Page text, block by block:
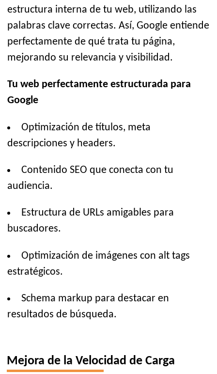
estructura interna de tu web, utilizando las
palabras clave correctas. Así, Google entiende
perfectamente de qué trata tu página,
mejorando su relevancia y visibilidad.
Tu web perfectamente estructurada para
Google
Optimización de títulos, meta
descripciones y headers.
Contenido SEO que conecta con tu
audiencia.
Estructura de URLs amigables para
buscadores.
Optimización de imágenes con alt tags
estratégicos.
Schema markup para destacar en
resultados de búsqueda.
Mejora de la Velocidad de Carga